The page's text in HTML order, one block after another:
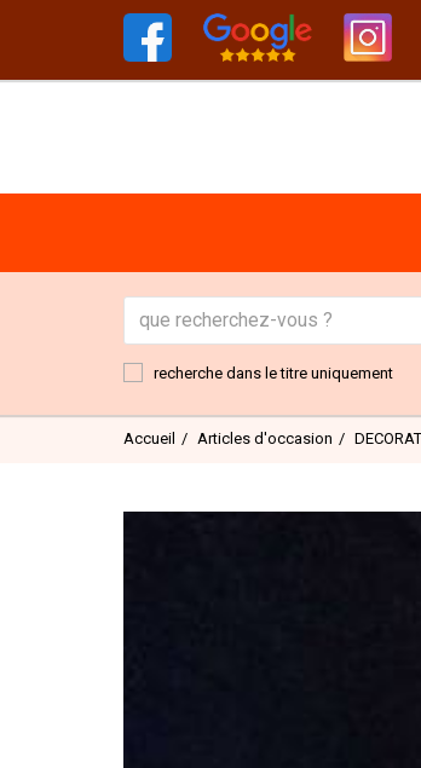
recherche dans le titre uniquement
Accueil Articles d'occasion